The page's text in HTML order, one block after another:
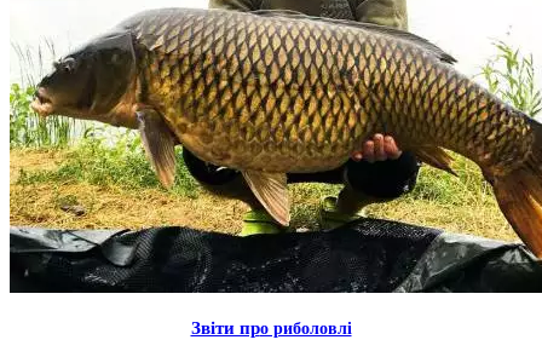
Звiти про риболовлi